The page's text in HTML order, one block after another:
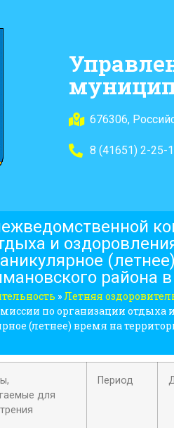
676306,
8 (41651) 2-25-
и
района в
»Летняя
по организации отдыха
(летнее) время на
для
Период